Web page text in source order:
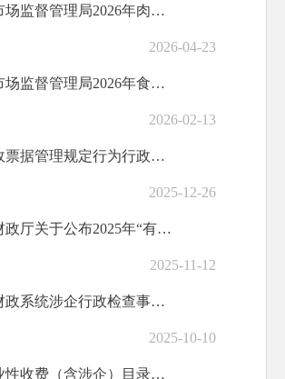
临夏州市场监督管理局2026年肉及肉制品领域行政处罚典型案例
2026-04-23
临夏州市场监督管理局2026年食品安全领域违法行为典型案例（第一批）
2026-02-13
违反财政票据管理规定行为行政处罚程序
2025-12-26
甘肃省财政厅关于公布2025年“有照无证”会计师事务所名单的公告
2025-11-12
甘肃省财政系统涉企行政检查事项清单
2025-10-10
行政事业性收费（含涉企）目录清单和政府性基金目录清单